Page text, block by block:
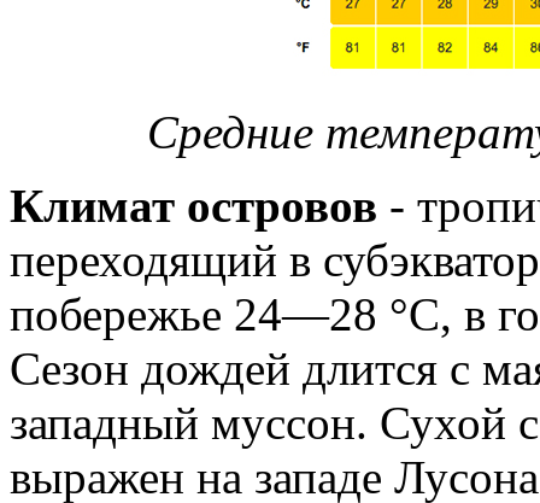
Средние
Климат островов -
переходящий в
побережье 24—28 °С, в
Сезон дождей длится с
западный муссон. Сухой
выражен на западе